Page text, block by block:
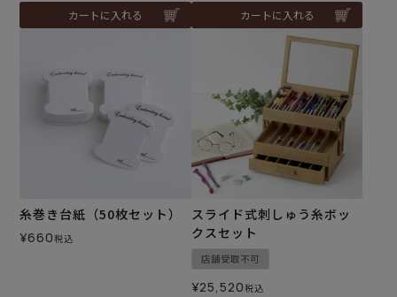
カートに入れる カートに入れる
糸巻き台紙（50枚セット）
¥660税込
スライド式刺しゅう糸ボッ
クスセット
店舗受取不可
¥25,520税込